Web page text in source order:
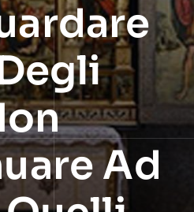
Ad